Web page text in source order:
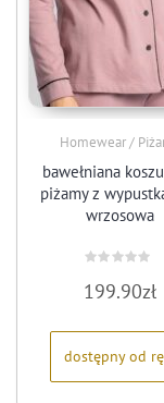
Homewear /
bawełniana
piżamy z
wrzosowa
0
na
199.90zł
dostępny od